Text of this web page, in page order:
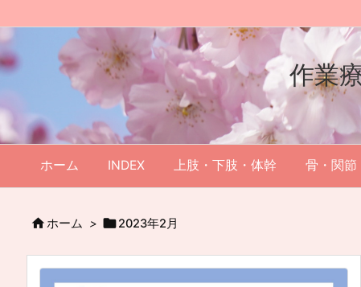
作業
ホーム INDEX 上肢・下肢・体幹 骨・関節
ホーム > 2023年2月